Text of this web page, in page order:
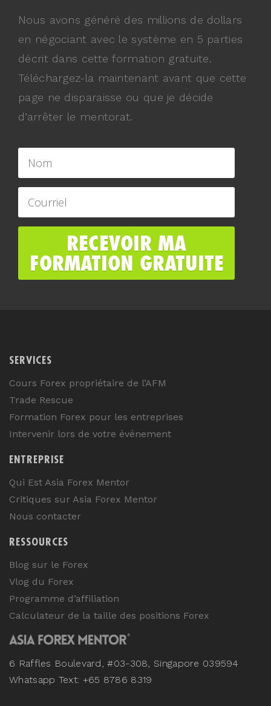
Nous avons généré des millions de dollars
en négociant avec le système en 5 parties
décrit dans cette formation gratuite.
Téléchargez-la maintenant avant que cette
page ne disparaisse ou que je décide
d’arrêter le mentorat.
SERVICES
Cours Forex propriétaire de l’AFM
Trade Rescue
Formation Forex pour les entreprises
Intervenir lors de votre événement
ENTREPRISE
Qui Est Asia Forex Mentor
Critiques sur Asia Forex Mentor
Nous contacter
RESSOURCES
Blog sur le Forex
Vlog du Forex
Programme d’affiliation
Calculateur de la taille des positions Forex
6 Raffles Boulevard, #03-308, Singapore 039594
Whatsapp Text: +65 8786 8319